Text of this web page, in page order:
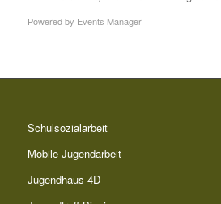
Powered by Events Manager
Schulsozialarbeit
Mobile Jugendarbeit
Jugendhaus 4D